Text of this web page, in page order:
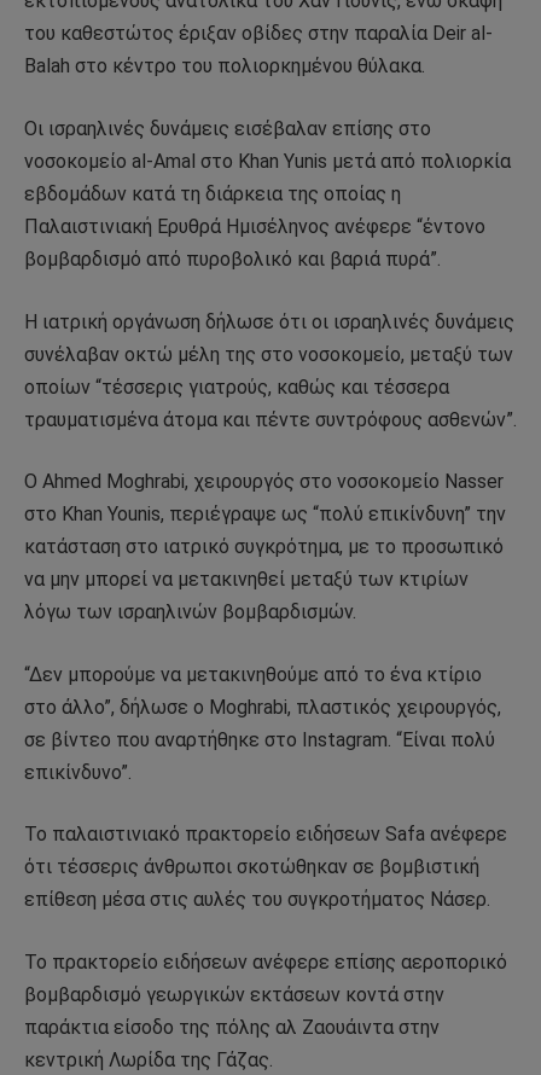
του καθεστώτος έριξαν οβίδες στην παραλία Deir al-
Balah στο κέντρο του πολιορκημένου θύλακα.
Οι ισραηλινές δυνάμεις εισέβαλαν επίσης στο
νοσοκομείο al-Amal στο Khan Yunis μετά από πολιορκία
εβδομάδων κατά τη διάρκεια της οποίας η
Παλαιστινιακή Ερυθρά Ημισέληνος ανέφερε “έντονο
βομβαρδισμό από πυροβολικό και βαριά πυρά”.
Η ιατρική οργάνωση δήλωσε ότι οι ισραηλινές δυνάμεις
συνέλαβαν οκτώ μέλη της στο νοσοκομείο, μεταξύ των
οποίων “τέσσερις γιατρούς, καθώς και τέσσερα
τραυματισμένα άτομα και πέντε συντρόφους ασθενών”.
Ο Ahmed Moghrabi, χειρουργός στο νοσοκομείο Nasser
στο Khan Younis, περιέγραψε ως “πολύ επικίνδυνη” την
κατάσταση στο ιατρικό συγκρότημα, με το προσωπικό
να μην μπορεί να μετακινηθεί μεταξύ των κτιρίων
λόγω των ισραηλινών βομβαρδισμών.
“Δεν μπορούμε να μετακινηθούμε από το ένα κτίριο
στο άλλο”, δήλωσε ο Moghrabi, πλαστικός χειρουργός,
σε βίντεο που αναρτήθηκε στο Instagram. “Είναι πολύ
επικίνδυνο”.
Το παλαιστινιακό πρακτορείο ειδήσεων Safa ανέφερε
ότι τέσσερις άνθρωποι σκοτώθηκαν σε βομβιστική
επίθεση μέσα στις αυλές του συγκροτήματος Νάσερ.
Το πρακτορείο ειδήσεων ανέφερε επίσης αεροπορικό
βομβαρδισμό γεωργικών εκτάσεων κοντά στην
παράκτια είσοδο της πόλης αλ Ζαουάιντα στην
κεντρική Λωρίδα της Γάζας.